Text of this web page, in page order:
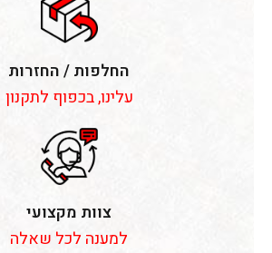
החלפות / החזרות
עלינו, בכפוף לתקנון
צוות מקצועי
למענה לכל שאלה